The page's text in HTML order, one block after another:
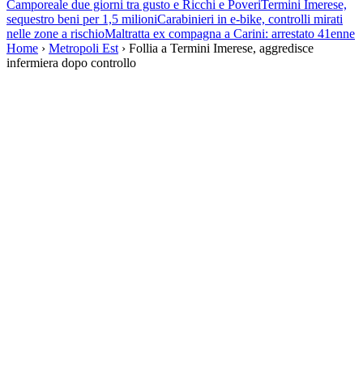
Camporeale due giorni tra gusto e Ricchi e PoveriTermini Imerese,
sequestro beni per 1,5 milioniCarabinieri in e-bike, controlli mirati
nelle zone a rischioMaltratta ex compagna a Carini: arrestato 41enne
Home › Metropoli Est › Follia a Termini Imerese, aggredisce
infermiera dopo controllo